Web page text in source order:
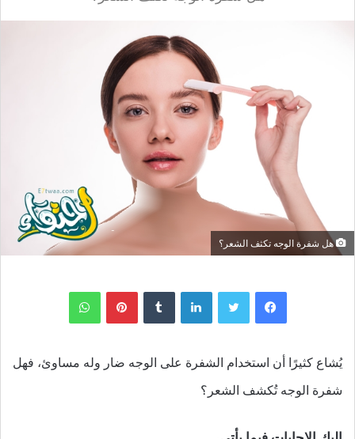
هل شفرة الوجه تكثف الشعر؟
لينكدإن ‏Tumblr بينتيريستواتساب
يُشاع كثيرًا أن استخدام الشفرة على الوجه ضار وله مساوئ، فهل
شفرة الوجه تُكشف الشعر؟